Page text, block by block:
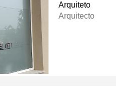
Arquiteto
Arquitecto